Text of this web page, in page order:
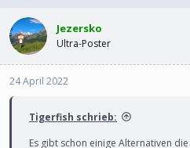
OMV will den Gas-
Der Ukraine-Krieg
Politik lange
Jezersko
Ultra-Poster
24 April 2022
Tigerfish schrieb:
Es gibt schon einige Alternativen